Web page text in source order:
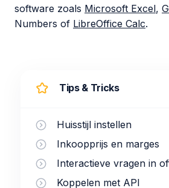
Tips & Tricks
Huisstijl instellen
Inkoopprijs en marges
Interactieve vragen in
Koppelen met API
software zoals Microsoft Excel,
Numbers of LibreOffice Calc.